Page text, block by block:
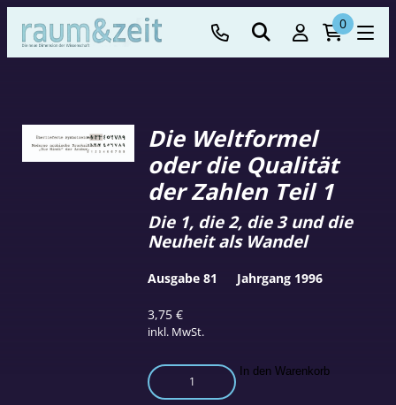
0
Die Weltformel
oder die Qualität
der Zahlen Teil 1
3,75€
inkl. MwSt.
Die 1, die 2, die 3 und die
Neuheit als Wandel
Die
Weltformel
In den Warenkorb
Ausgabe 81 Jahrgang 1996